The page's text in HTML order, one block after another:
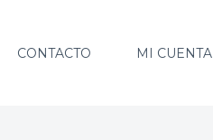
CONTACTO MI CUENTA